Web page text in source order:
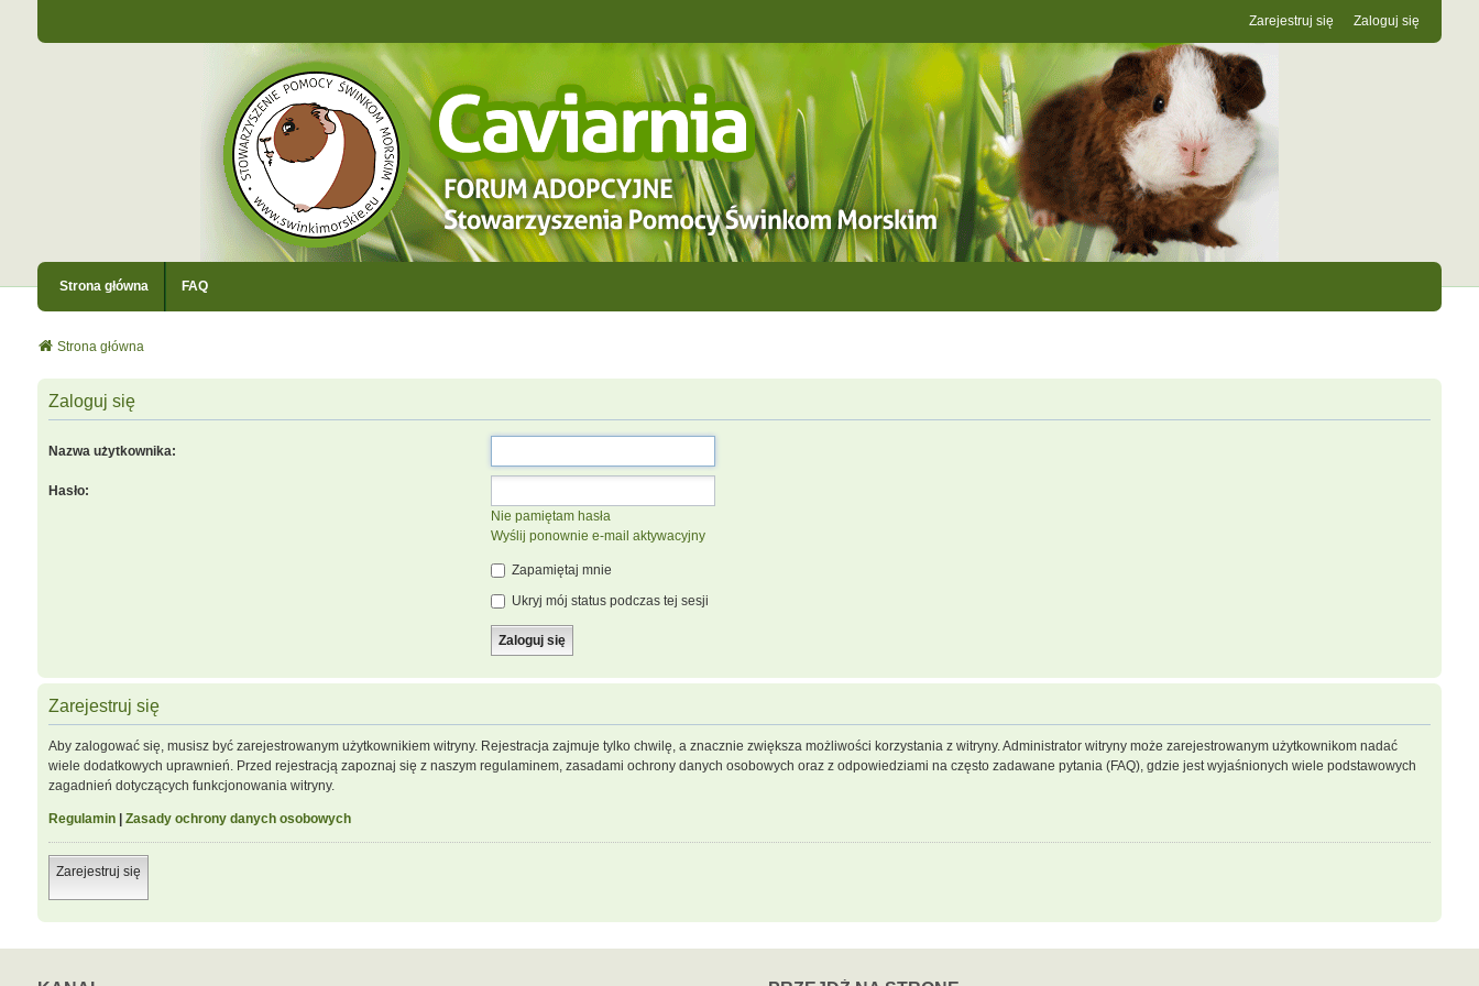
Zaloguj się
Zarejestruj się
Strona główna FAQ
Strona główna
Zaloguj się
Nazwa użytkownika:
Hasło:
Nie pamiętam hasła
Wyślij ponownie e-mail aktywacyjny
Zapamiętaj mnie
Ukryj mój status podczas tej sesji
Zarejestruj się
Aby zalogować się, musisz być zarejestrowanym użytkownikiem witryny. Rejestracja zajmuje tylko chwilę, a znacznie zwiększa możliwości korzystania z witryny. Administrator witryny może zarejestrowanym użytkownikom nadać
wiele dodatkowych uprawnień. Przed rejestracją zapoznaj się z naszym regulaminem, zasadami ochrony danych osobowych oraz z odpowiedziami na często zadawane pytania (FAQ), gdzie jest wyjaśnionych wiele podstawowych
zagadnień dotyczących funkcjonowania witryny.
Regulamin| Zasady ochrony danych osobowych
Zarejestruj się